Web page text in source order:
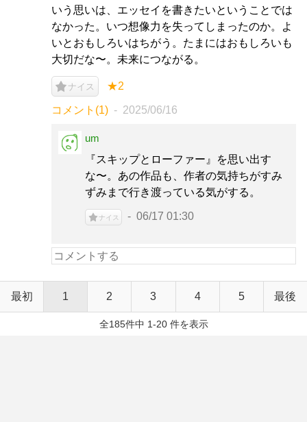
いう思いは、エッセイを書きたいということでは
なかった。いつ想像力を失ってしまったのか。よ
いとおもしろいはちがう。たまにはおもしろいも
大切だな〜。未来につながる。
ナイス ★2
コメント(1) 2025/06/16
um
『スキップとローファー』を思い出す
な〜。あの作品も、作者の気持ちがすみ
ずみまで行き渡っている気がする。
ナイス 06/17 01:30
最初 1 2 3 4 5 最後
全185件中 1-20 件を表示